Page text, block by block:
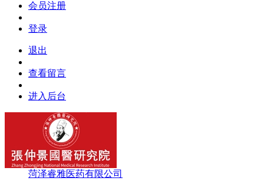
会员注册
登录
退出
查看留言
进入后台
菏泽睿雅医药有限公司